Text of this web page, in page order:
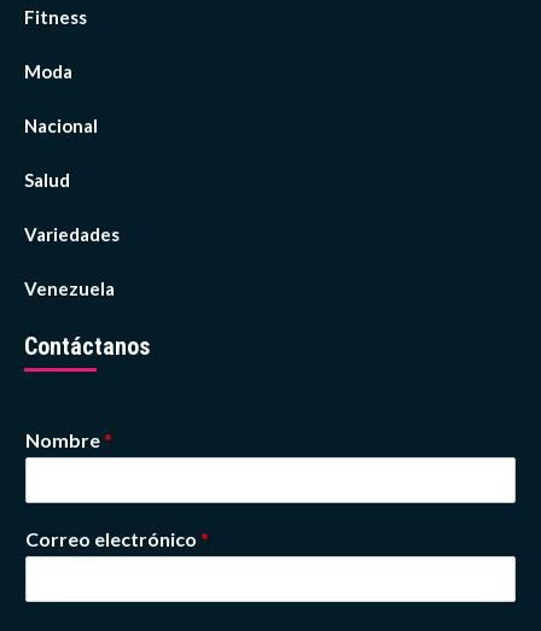
Fitness
Moda
Nacional
Salud
Variedades
Venezuela
Contáctanos
Nombre*
Correo electrónico *